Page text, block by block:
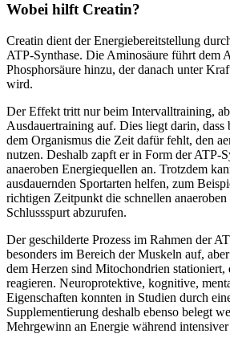
Wobei hilft Creatin?
Creatin dient der Energiebereitstellung
ATP-Synthase. Die Aminosäure führt dem
Phosphorsäure hinzu, der danach unter
wird.
Der Effekt tritt nur beim Intervalltraining,
Ausdauertraining auf. Dies liegt darin,
dem Organismus die Zeit dafür fehlt, den
nutzen. Deshalb zapft er in Form der ATP-
anaeroben Energiequellen an. Trotzdem
ausdauernden Sportarten helfen, zum
richtigen Zeitpunkt die schnellen
Schlussspurt abzurufen.
Der geschilderte Prozess im Rahmen der
besonders im Bereich der Muskeln auf,
dem Herzen sind Mitochondrien stationiert,
reagieren. Neuroprotektive, kognitive,
Eigenschaften konnten in Studien durch
Supplementierung deshalb ebenso belegt
Mehrgewinn an Energie während